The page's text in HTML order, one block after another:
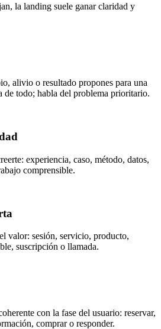
la landing suele ganar claridad y
alivio o resultado propones para una
de todo; habla del problema prioritario.
experiencia, caso, método, datos,
comprensible.
valor: sesión, servicio, producto,
suscripción o llamada.
con la fase del usuario: reservar,
comprar o responder.